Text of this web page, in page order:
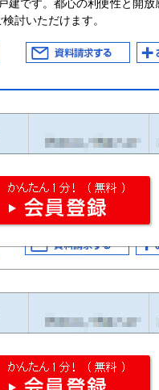
建です。都心の利便性と開放
討いただけます。